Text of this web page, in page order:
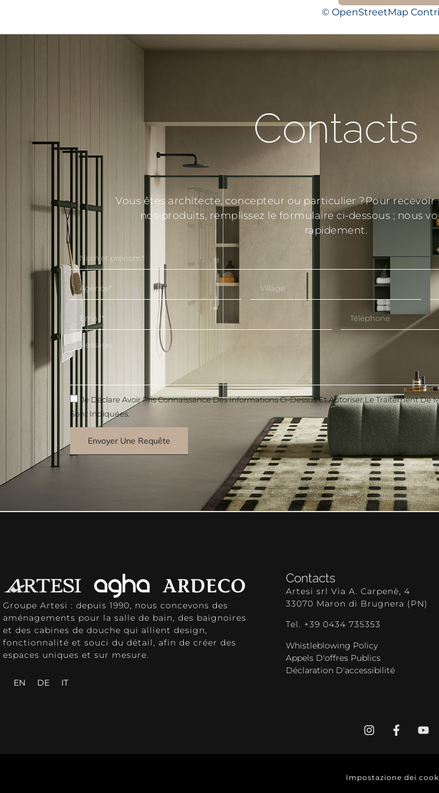
© OpenStreetMap
Contacts
Vous êtes architecte, concepteur ou particulier ?Pour recevoir
nos produits, remplissez le formulaire ci-dessous ; nous
rapidement.
Je Déclare Avoir Pris Connaissance Des Informations Ci-Dessus Et Autoriser Le Traitement De
Sont Indiquées.
Envoyer Une Requête
Groupe Artesi : depuis 1990, nous concevons des
aménagements pour la salle de bain, des baignoires
et des cabines de douche qui allient design,
fonctionnalité et souci du détail, afin de créer des
espaces uniques et sur mesure.
EN DE IT
Contacts
Artesi srl Via A. Carpenè, 4
33070 Maron di Brugnera (PN)
Tel. +39 0434 735353
Whistleblowing Policy
Appels D'offres Publics
Déclaration D'accessibilité
Impostazione dei